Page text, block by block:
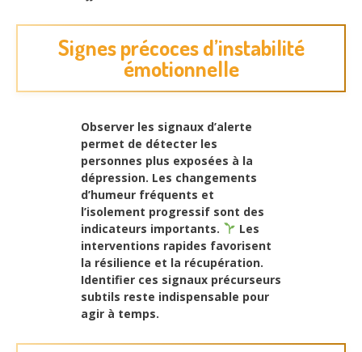
Signes précoces d’instabilité
émotionnelle
Observer les signaux d’alerte
permet de détecter les
personnes plus exposées à la
dépression. Les changements
d’humeur fréquents et
l’isolement progressif sont des
indicateurs importants.
Les
interventions rapides favorisent
la résilience et la récupération.
Identifier ces signaux précurseurs
subtils reste indispensable pour
agir à temps.